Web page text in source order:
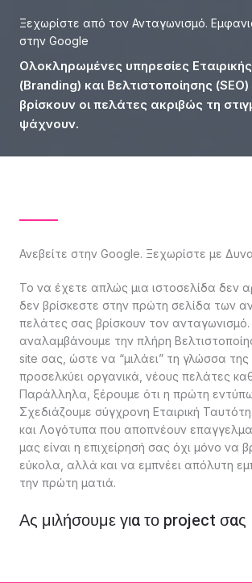
Ξεχωρίστε από τον Ανταγωνισμό.
στην Google
Ολοκληρωμένες υπηρεσίες
(Branding) και Βελτιστοποίησης
βρίσκουν οι πελάτες ακριβώς τη
ψάχνουν.
Ανεβείτε στην Google. Ξεχωρίστε με
Το να έχετε απλώς μια ιστοσελίδα δεν
δεν βρίσκεστε στην πρώτη σελίδα των
πελάτες σας βρίσκουν τον ανταγωνισμό.
αναλαμβάνουμε την πλήρη
site σας, ώστε να “μιλάει” τη γλώσσα της
προσελκύει οργανικά, νέους πελάτες
Παράλληλα, ξέρουμε ότι η πρώτη
Σχεδιάζουμε σύγχρονη Εταιρική
και Λογότυπα που αποπνέουν
μας είναι η επιχείρησή σας όχι μόνο να
εύκολα, αλλά και να εμπνέει απόλυτη
την πρώτη ματιά.
Ας μιλήσουμε για το project σας